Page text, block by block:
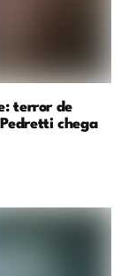
terror de
chega